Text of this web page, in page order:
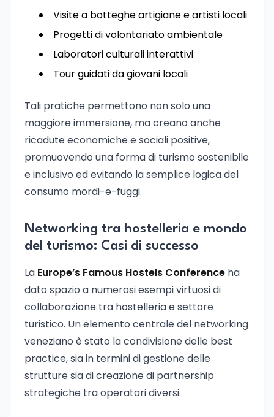
Visite a botteghe artigiane e artisti locali
Progetti di volontariato ambientale
Laboratori culturali interattivi
Tour guidati da giovani locali
Tali pratiche permettono non solo una
maggiore immersione, ma creano anche
ricadute economiche e sociali positive,
promuovendo una forma di turismo sostenibile
e inclusivo ed evitando la semplice logica del
consumo mordi-e-fuggi.
Networking tra hostelleria e mondo
del turismo: Casi di successo
La Europe’s Famous Hostels Conference ha
dato spazio a numerosi esempi virtuosi di
collaborazione tra hostelleria e settore
turistico. Un elemento centrale del networking
veneziano è stato la condivisione delle best
practice, sia in termini di gestione delle
strutture sia di creazione di partnership
strategiche tra operatori diversi.